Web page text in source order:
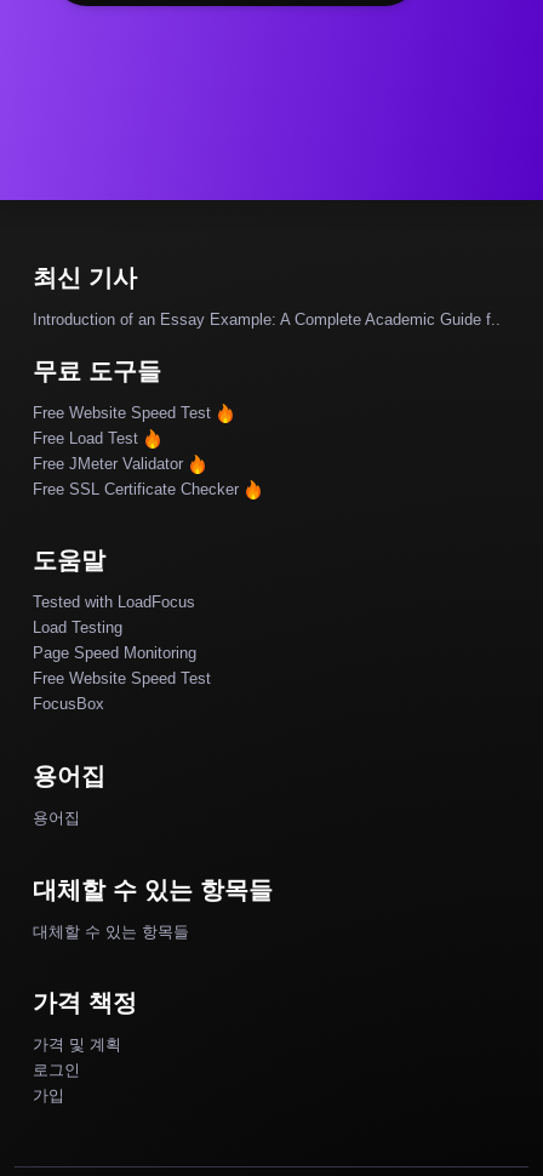
최신 기사
Introduction of an Essay Example: A Complete Academic Guide f..
무료 도구들
Free Website Speed Test
Free Load Test
Free JMeter Validator
Free SSL Certificate Checker
도움말
Tested with LoadFocus
Load Testing
Page Speed Monitoring
Free Website Speed Test
FocusBox
용어집
용어집
대체할 수 있는 항목들
대체할 수 있는 항목들
가격 책정
가격 및 계획
로그인
가입